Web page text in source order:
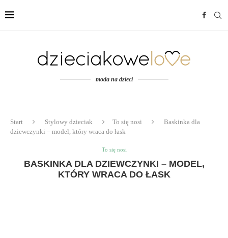
moda na dzieci
Start Stylowy dzieciak To się nosi
Baskinka dla
dziewczynki – model, który wraca do łask
To się nosi
BASKINKA DLA DZIEWCZYNKI – MODEL,
KTÓRY WRACA DO ŁASK